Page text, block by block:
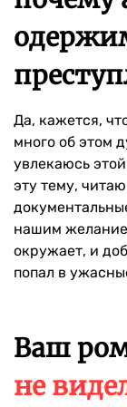
Да, кажется,
много об этом
увлекаюсь
эту тему,
нашим
окружает, и
попал в
Ваш
не